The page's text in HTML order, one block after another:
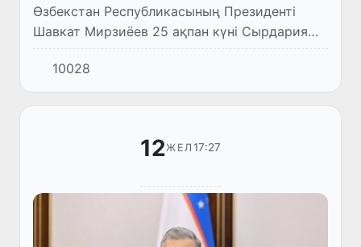
Өзбекстан Республикасының Президенті
Шавкат Мирзиёев 25 ақпан күні Сырдария
облысының экономикасын дамыту, жаңа
жұмыс орындарын құру және инвестиция
тарту мәселелері бойынша 2025 ж...
10028
12ЖЕЛ 17:27